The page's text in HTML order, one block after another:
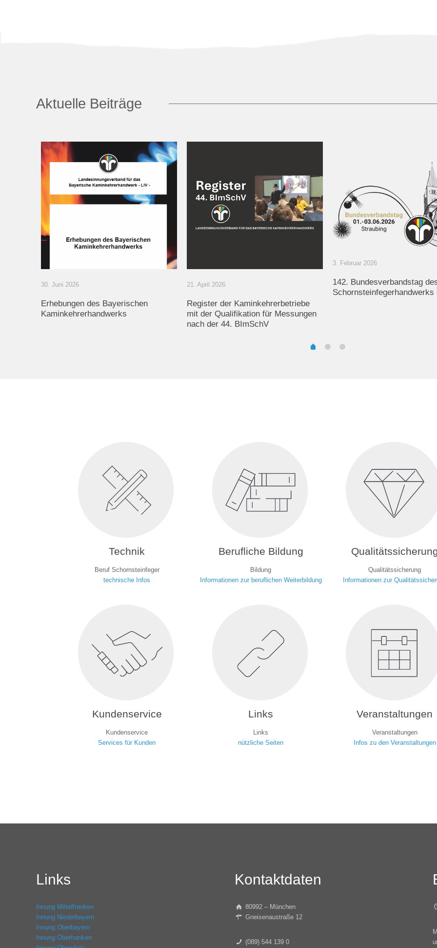
Aktuelle Beiträge
30. Juni 2026
Erhebungen des Bayerischen
Kaminkehrerhandwerks
21. April 2026
Register der Kaminkehrerbetriebe
mit der Qualifikation für Messungen
nach der 44. BImSchV
3. Februar 2026
142. Bundesverbandstag
Schornsteinfegerhandwerks
Technik
Beruf Schornsteinfeger
technische Infos
Berufliche Bildung
Bildung
Informationen zur beruflichen Weiterbildung
Qualitätssicherung
Informationen zur
Kundenservice
Kundenservice
Services für Kunden
Links
Links
nützliche Seiten
Veranstaltungen
Veranstaltungen
Infos zu den Veranstaltungen
Links
Innung Mittelfranken
Innung Niederbayern
Innung Oberbayern
Innung Oberfranken
Kontaktdaten
80992 – München
Gneisenaustraße 12
(089) 544 139 0